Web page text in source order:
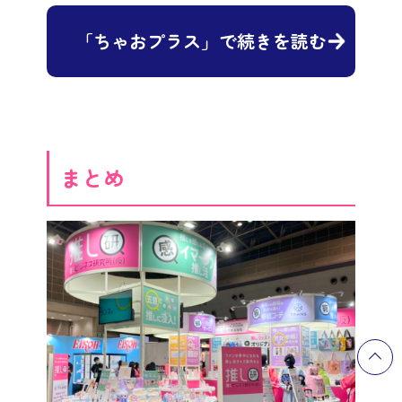
「ちゃおプラス」で続きを読む
まとめ